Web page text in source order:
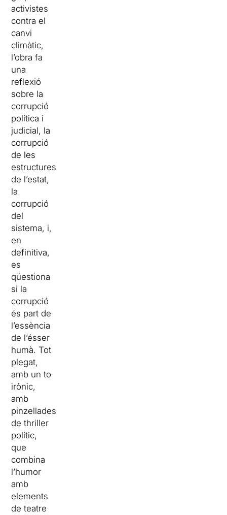
activistes
contra el
canvi
climàtic,
l’obra fa
una
reflexió
sobre la
corrupció
política i
judicial, la
corrupció
de les
estructures
de l’estat,
la
corrupció
del
sistema, i,
en
definitiva,
es
qüestiona
si la
corrupció
és part de
l’essència
de l’ésser
humà. Tot
plegat,
amb un to
irònic,
amb
pinzellades
de thriller
polític,
que
combina
l’humor
amb
elements
de teatre